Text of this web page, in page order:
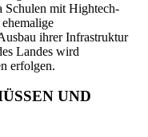
Schulen mit Hightech-
ihrer Infrastruktur
Landes wird
erfolgen.
UND